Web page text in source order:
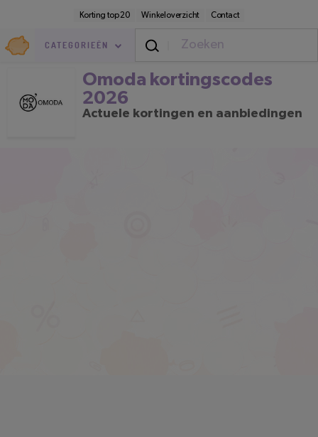
inhoud
Korting top 20 Winkeloverzicht Contact
Goedkoop.nl
CATEGORIEËN
Omoda kortingscodes 2026
Omoda kortingscodes
2026
Actuele kortingen en aanbiedingen